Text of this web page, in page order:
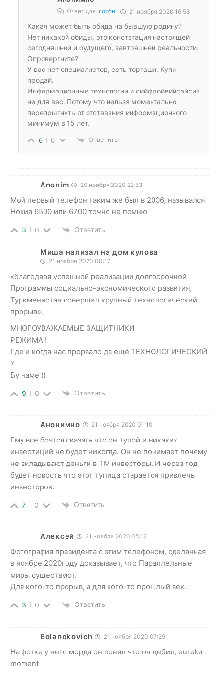
Ответ для горби 21 ноября 2020 16:58
Какая может быть обида на бывшую родину?
Нет никакой обиды, это констатация настоящей
сегодняшней и будущего, завтрашней реальности.
Опровергните?
У вас нет специалистов, есть торгаши. Купи-
продай.
Информационные технологии и сийфройвийсайсия
не для вас. Потому что нельзя моментально
перепрыгнуть от отставания информационного
минимум в 15 лет.
6 0 Ответить
Anonim 20 ноября 2020 22:53
Мой первый телефон таким же был в 2006, назывался
Нокиа 6500 или 6700 точно не помню
3 0 Ответить
Миша нализал на дом кулова
21 ноября 2020 00:17
«благодаря успешной реализации долгосрочной
Программы социально-экономического развития,
Туркменистан совершил крупный технологический
прорыв».
МНОГОУВАЖАЕМЫЕ ЗАЩИТНИКИ
РЕЖИМА !
Где и когда нас прорвало да ещё ТЕХНОЛОГИЧЕСКИЙ
?
Бу наме ))
9 0 Ответить
Анонимно 21 ноября 2020 01:10
Ему все боятся сказать что он тупой и никаких
инвестиций не будет никогда. Он не понимает почему
не вкладывают деньги в ТМ инвесторы. И через год
будет новость что этот тупица старается привлечь
инвесторов.
7 0 Ответить
Алексей 21 ноября 2020 05:12
Фотография президента с этим телефоном, сделанная
в ноябре 2020году доказывает, что Параллельные
миры существуют.
Для кого-то прорыв, а для кого-то прошлый век.
3 0 Ответить
Bolanokovich 21 ноября 2020 07:29
На фотке у него морда он понял что он дебил, eureka
moment